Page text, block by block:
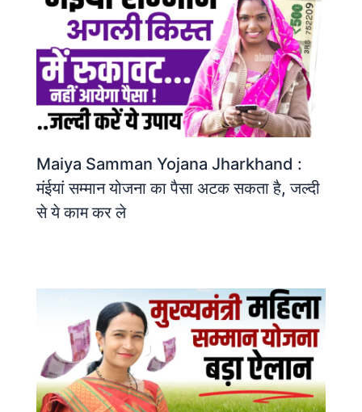
Maiya Samman Yojana Jharkhand :
मंईयां सम्मान योजना का पैसा अटक सकता है, जल्दी
से ये काम कर ले